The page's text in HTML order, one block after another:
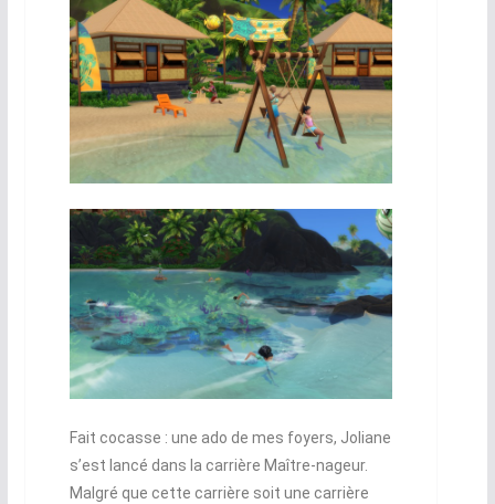
Fait cocasse : une ado de mes foyers, Joliane
s’est lancé dans la carrière Maître-nageur.
Malgré que cette carrière soit une carrière